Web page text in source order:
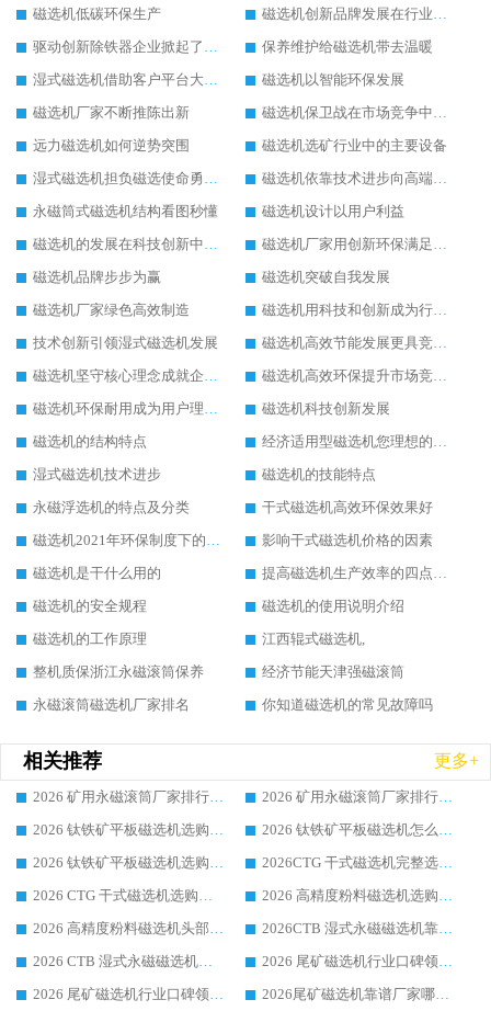
磁选机低碳环保生产
磁选机创新品牌发展在行业的顶端
驱动创新除铁器企业掀起了发展风暴
保养维护给磁选机带去温暖
湿式磁选机借助客户平台大放异彩
磁选机以智能环保发展
磁选机厂家不断推陈出新
磁选机保卫战在市场竞争中打响
远力磁选机如何逆势突围
磁选机选矿行业中的主要设备
湿式磁选机担负磁选使命勇往直前
磁选机依靠技术进步向高端转型
永磁筒式磁选机结构看图秒懂
磁选机设计以用户利益
磁选机的发展在科技创新中成为焦点
磁选机厂家用创新环保满足市发展
磁选机品牌步步为赢
磁选机突破自我发展
磁选机厂家绿色高效制造
磁选机用科技和创新成为行业中的顶梁柱
技术创新引领湿式磁选机发展
磁选机高效节能发展更具竞争力
磁选机坚守核心理念成就企业辉煌
磁选机高效环保提升市场竞争力
磁选机环保耐用成为用户理想选择
磁选机科技创新发展
磁选机的结构特点
经济适用型磁选机您理想的选择
湿式磁选机技术进步
磁选机的技能特点
永磁浮选机的特点及分类
干式磁选机高效环保效果好
磁选机2021年环保制度下的发展出路
影响干式磁选机价格的因素
磁选机是干什么用的
提高磁选机生产效率的四点方法
磁选机的安全规程
磁选机的使用说明介绍
磁选机的工作原理
江西辊式磁选机,
整机质保浙江永磁滚筒保养
经济节能天津强磁滚筒
永磁滚筒磁选机厂家排名
你知道磁选机的常见故障吗
相关推荐 更多+
2026 矿用永磁滚筒厂家排行榜选购干货指南 行业口碑标杆华体会手机网页版-华体会(中国) 实力出众
2026 矿用永磁滚筒厂家排行榜选购指南，行业口碑领域强者华体会手机网页版-华体会(中国)
2026 钛铁矿平板磁选机选购全攻略 市场公认优质品牌厂家实力排行榜
2026 钛铁矿平板磁选机怎么选 靠谱生产企业实力排行榜选购参考攻略
2026 钛铁矿平板磁选机选购指南 行业口碑优选品牌生产企业实力排行榜
2026CTG 干式磁选机完整选购指南 行业口碑顶尖靠谱生产龙头厂家实力推荐
2026 CTG 干式磁选机选购指南|行业口碑靠谱生产厂家领域强者推荐
2026 高精度粉料磁选机选购全攻略 行业优质品牌华体会手机网页版-华体会(中国) 实力深度解析
2026 高精度粉料磁选机头部厂家选购指南 行业口碑靠谱品牌推荐 领域强者华体会手机网页版-华体会(中国) 解析
2026CTB 湿式永磁磁选机靠谱厂家实力排行榜 铁矿选矿设备采购全流程选购指南
2026 CTB 湿式永磁磁选机选购指南|行业口碑良好品牌推荐，领域强者华体会手机网页版-华体会(中国)
2026 尾矿磁选机行业口碑领域强者，源头直供国内主流厂家华体会手机网页版-华体会(中国) 一站式服务
2026 尾矿磁选机行业口碑领域强者，源头直供国内主流厂家华体会手机网页版-华体会(中国) 一站式服务
2026尾矿磁选机靠谱厂家哪家好 行业口碑领域强者华体会手机网页版-华体会(中国) 推荐